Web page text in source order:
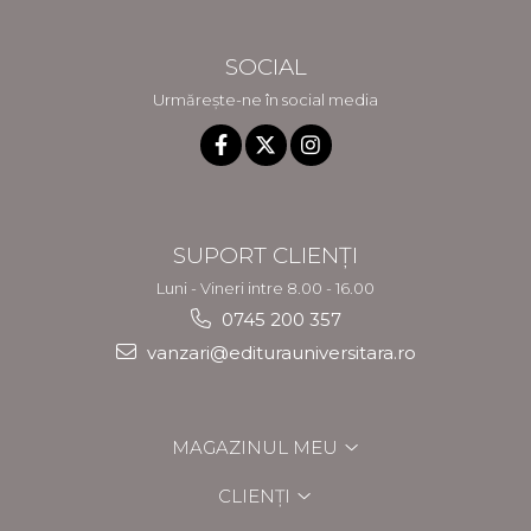
SOCIAL
Urmărește-ne în social media
SUPORT CLIENȚI
Luni - Vineri intre 8.00 - 16.00
0745 200 357
vanzari@editurauniversitara.ro
MAGAZINUL MEU
CLIENȚI